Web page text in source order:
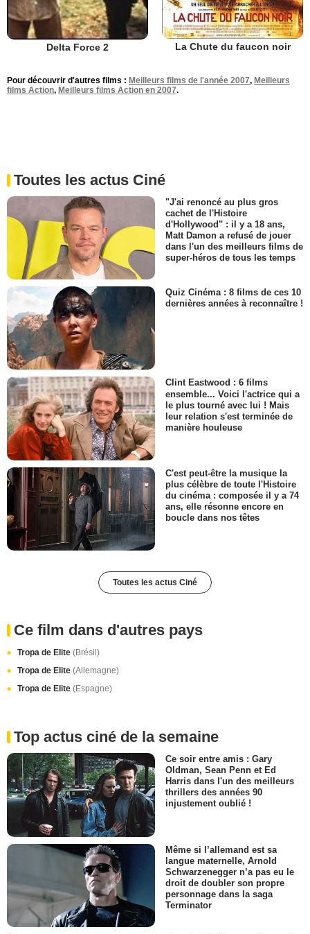
Delta Force 2 La Chute du faucon noir
Pour découvrir d'autres films : Meilleurs films de l'année 2007, Meilleurs
films Action, Meilleurs films Action en 2007.
Toutes les actus Ciné
"J'ai renoncé au plus gros
cachet de l'Histoire
d'Hollywood" : il y a 18 ans,
Matt Damon a refusé de jouer
dans l'un des meilleurs films de
super-héros de tous les temps
Quiz Cinéma : 8 films de ces 10
dernières années à reconnaître !
Clint Eastwood : 6 films
ensemble... Voici l'actrice qui a
le plus tourné avec lui ! Mais
leur relation s'est terminée de
manière houleuse
C'est peut-être la musique la
plus célèbre de toute l'Histoire
du cinéma : composée il y a 74
ans, elle résonne encore en
boucle dans nos têtes
Toutes les actus Ciné
Ce film dans d'autres pays
Tropa de Elite (Brésil)
Tropa de Elite (Allemagne)
Tropa de Elite (Espagne)
Top actus ciné de la semaine
Ce soir entre amis : Gary
Oldman, Sean Penn et Ed
Harris dans l'un des meilleurs
thrillers des années 90
injustement oublié !
Même si l’allemand est sa
langue maternelle, Arnold
Schwarzenegger n’a pas eu le
droit de doubler son propre
personnage dans la saga
Terminator